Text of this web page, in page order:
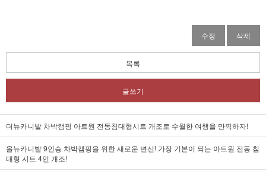
수정 삭제
목록
글쓰기
더뉴카니발 차박캠핑 아트원 전동침대형시트 개조로 수월한 여행을 만끽하자!
올뉴카니발 9인승 차박캠핑을 위한 새로운 변신! 가장 기본이 되는 아트원 전동 침
대형 시트 4인 개조!